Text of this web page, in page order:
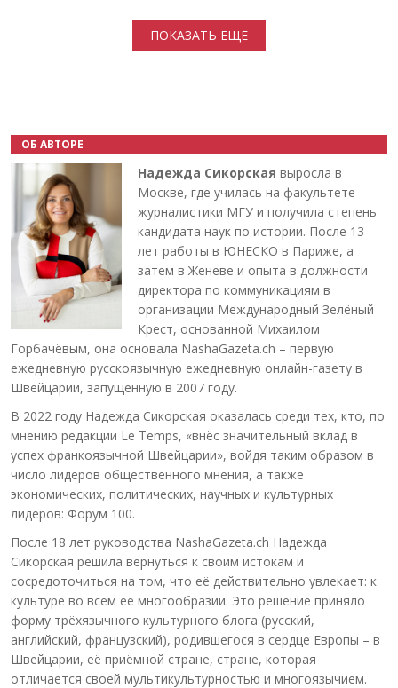
ПОКАЗАТЬ ЕЩЕ
ОБ АВТОРЕ
Надежда Сикорская выросла в
Москве, где училась на факультете
журналистики МГУ и получила степень
кандидата наук по истории. После 13
лет работы в ЮНЕСКО в Париже, а
затем в Женеве и опыта в должности
директора по коммуникациям в
организации Международный Зелёный
Крест, основанной Михаилом
Горбачёвым, она основала NashaGazeta.ch – первую
ежедневную русскоязычную ежедневную онлайн-газету в
Швейцарии, запущенную в 2007 году.
В 2022 году Надежда Сикорская оказалась среди тех, кто, по
мнению редакции Le Temps, «внёс значительный вклад в
успех франкоязычной Швейцарии», войдя таким образом в
число лидеров общественного мнения, а также
экономических, политических, научных и культурных
лидеров: Форум 100.
После 18 лет руководства NashaGazeta.ch Надежда
Сикорская решила вернуться к своим истокам и
сосредоточиться на том, что её действительно увлекает: к
культуре во всём её многообразии. Это решение приняло
форму трёхязычного культурного блога (русский,
английский, французский), родившегося в сердце Европы – в
Швейцарии, её приёмной стране, стране, которая
отличается своей мультикультурностью и многоязычием.